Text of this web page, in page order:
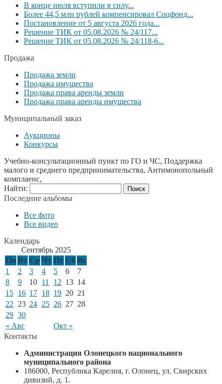
В конце июля вступили в силу...
Более 44,5 млн рублей компенсировал Соцфонд...
Постановление от 5 августа 2026 года...
Решение ТИК от 05.08.2026 № 24/117...
Решение ТИК от 05.08.2026 № 24/118-6...
Продажа
Продажа земли
Продажа имущества
Продажа права аренды земли
Продажа права аренды имущества
Муниципальный заказ
Аукционы
Конкурсы
Учебно-консультационный пункт по ГО и ЧС, Поддержка
малого и среднего предпринимательства, Антимонопольный
комплаенс,
Найти:
Последние альбомы
Все фото
Все видео
Календарь
Сентябрь 2025
Пн Вт Ср Чт Пт Сб Вс
« Авг Окт »
1 2 3 4 5 6
7
8
9 10 11 12 13 14
15 16 17 18 19 20 21
22
23 24 25 26 27 28
29 30
Контакты
Администрация Олонецкого национального
муниципального района
186000, Республика Карелия, г. Олонец, ул. Свирских
дивизий, д. 1.